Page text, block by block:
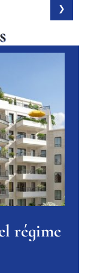
régime